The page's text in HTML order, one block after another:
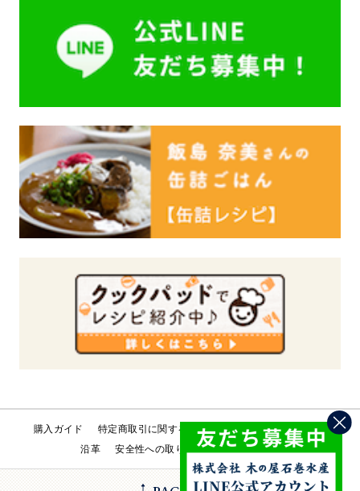
購入ガイド 特定商取引に関する法律 会社概要
工場直売所
沿革
安全性への取り組み お問い合わせ